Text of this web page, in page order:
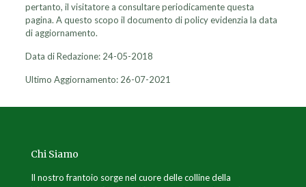
pertanto, il visitatore a consultare periodicamente questa
pagina. A questo scopo il documento di policy evidenzia la data
di aggiornamento.
Data di Redazione: 24-05-2018
Ultimo Aggiornamento: 26-07-2021
Chi Siamo
Il nostro frantoio sorge nel cuore delle colline della